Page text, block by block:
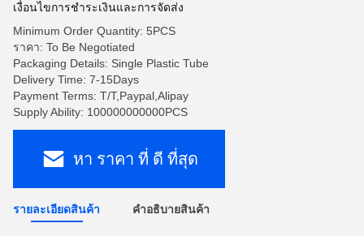
เงื่อนไขการชำระเงินและการจัดส่ง
Minimum Order Quantity: 5PCS
ราคา: To Be Negotiated
Packaging Details: Single Plastic Tube
Delivery Time: 7-15Days
Payment Terms: T/T,Paypal,Alipay
Supply Ability: 100000000000PCS
หา ราคา ที่ ดี ที่สุด
รายละเอียดสินค้า คําอธิบายสินค้า